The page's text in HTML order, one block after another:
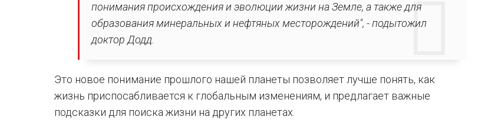
понимания происхождения и эволюции жизни на Земле, а также для
образования минеральных и нефтяных месторождений", - подытожил
доктор Додд.
Это новое понимание прошлого нашей планеты позволяет лучше понять, как
жизнь приспосабливается к глобальным изменениям, и предлагает важные
подсказки для поиска жизни на других планетах.